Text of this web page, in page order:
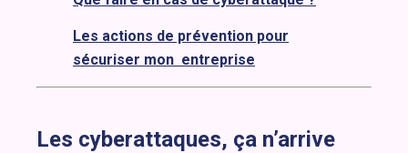
Les actions de prévention pour
sécuriser mon entreprise
Les cyberattaques, ça n’arrive